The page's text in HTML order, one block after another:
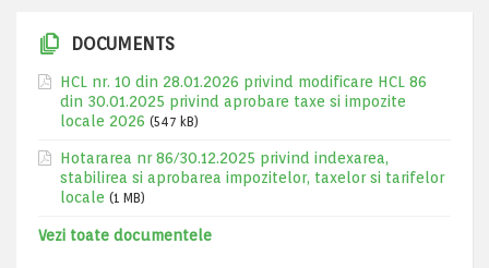
DOCUMENTS
HCL nr. 10 din 28.01.2026 privind modificare HCL 86
din 30.01.2025 privind aprobare taxe si impozite
locale 2026 (547 kB)
Hotararea nr 86/30.12.2025 privind indexarea,
stabilirea si aprobarea impozitelor, taxelor si tarifelor
locale (1 MB)
Vezi toate documentele